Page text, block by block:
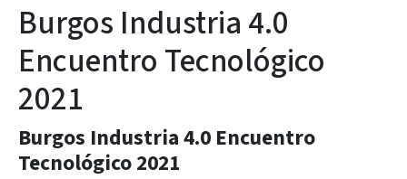
Burgos Industria 4.0
Encuentro Tecnológico
2021
Burgos Industria 4.0 Encuentro
Tecnológico 2021